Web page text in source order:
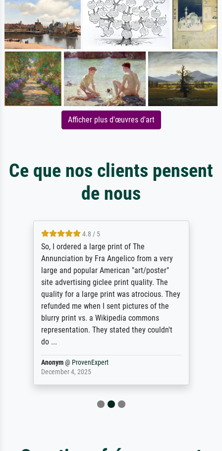
Afficher plus d'œuvres d'art
Ce que nos clients pensent
de nous
4.8 / 5
So, I ordered a large print of The
Annunciation by Fra Angelico from a very
large and popular American "art/poster"
site advertising giclee print quality. The
quality for a large print was atrocious. They
refunded me when I sent pictures of the
blurry print vs. a Wikipedia commons
representation. They stated they couldn't
do ...
Anonym@ ProvenExpert
December 4, 2025